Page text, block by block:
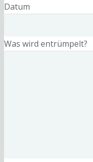
Datum
Was wird entrümpelt?